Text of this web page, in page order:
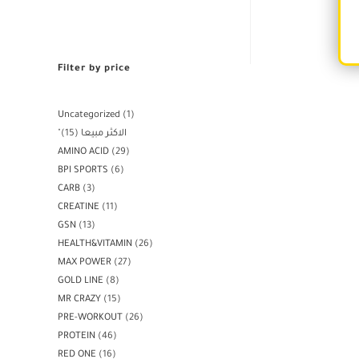
Filter by price
Uncategorized
1
"الاكثر مبيعا
15
AMINO ACID
29
BPI SPORTS
6
CARB
3
CREATINE
11
GSN
13
HEALTH&VITAMIN
26
MAX POWER
27
GOLD LINE
8
MR CRAZY
15
PRE-WORKOUT
26
PROTEIN
46
RED ONE
16